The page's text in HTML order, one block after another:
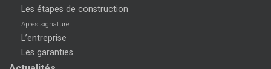
Les étapes de construction
Après signature
L’entreprise
Les garanties